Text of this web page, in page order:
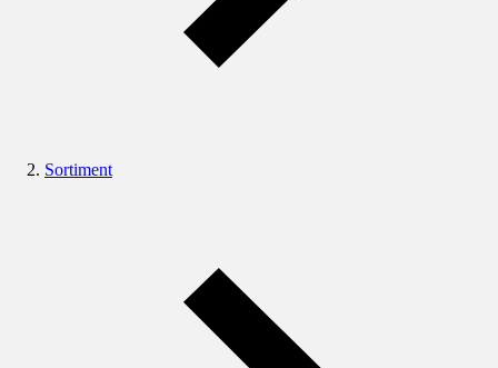
Sortiment